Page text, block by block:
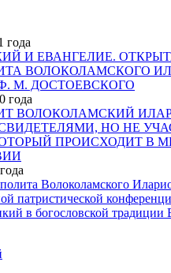
года
И ЕВАНГЕЛИЕ.
ВОЛОКОЛАМСКОГО
М. ДОСТОЕВСКОГО
года
ВОЛОКОЛАМСКИЙ
НО НЕ
ПРОИСХОДИТ В
Волоколамского
патристической
в богословской традиции